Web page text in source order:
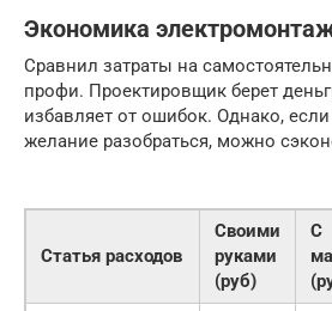
Экономика
Сравнил затраты на
профи. Проектировщик берет
избавляет от ошибок. Однако,
желание разобраться, можно
Статья расходов
Своими
руками
(руб)
С